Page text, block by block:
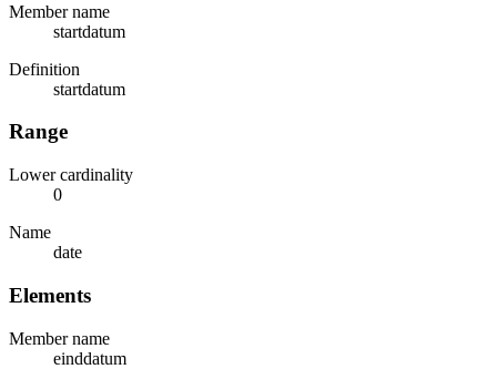
Member name
startdatum
Definition
startdatum
Range
Lower cardinality
0
Name
date
Elements
Member name
einddatum